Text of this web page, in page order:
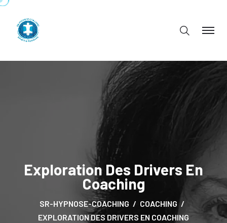
Exploration Des Drivers En
Coaching
SR-HYPNOSE-COACHING
COACHING
EXPLORATION DES DRIVERS EN COACHING